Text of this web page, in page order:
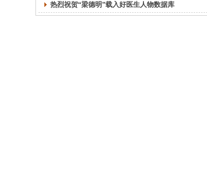
热烈祝贺“梁德明”载入好医生人物数据库